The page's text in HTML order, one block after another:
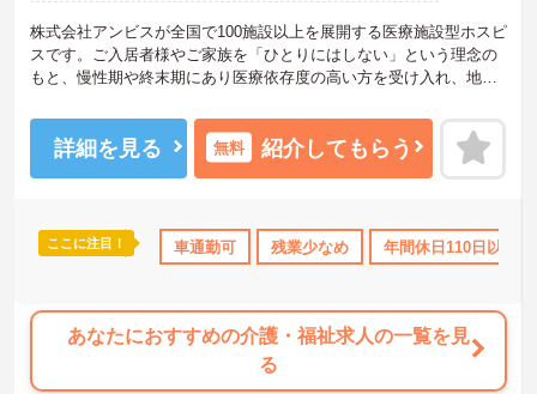
ボーナス・賞与あり 社会保険完備 交通費支給 退職金制
株式会社アンビスが全国で100施設以上を展開する医療施設型ホスピ
スです。ご入居者様やご家族を「ひとりにはしない」という理念の
もと、慢性期や終末期にあり医療依存度の高い方を受け入れ、地域
護師が24時間常駐しています。急変時の対応や医療行為は看護師が
担当するため、初任者研修や実務者研修の方も食事介助や入浴介助
などの生活を支えるケアに専念できる環境です。多職種で情報を共
なるほか、月平均の残業時間も5時間から7時間程度とかなり少なめ
です。常勤スタッフの比率が90パーセントを超えているため急な勤
に合わせた個別のOJT研修が実施されます。eラーニングも導入され
ており、多職種と連携しながら専門性を着実に深めていける環境が
詳細を見る 無料 紹介してもらう
ここに注目！ 車通勤可 残業少なめ 年間休日110日以上
あなたにおすすめの介護・福祉求人の一覧を見
る